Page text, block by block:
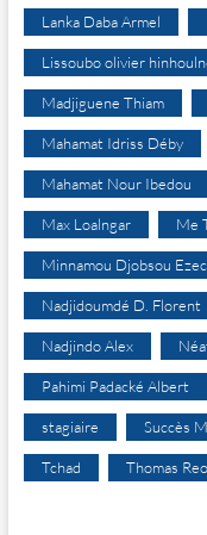
Lanka Daba Armel
Lissoubo olivier
Madjiguene Thiam
Mahamat Idriss Déby
Mahamat Nour Ibedou
Max Loalngar Me
Minnamou Djobsou
Nadjidoumdé D. Florent
Nadjindo Alex
Pahimi Padacké Albert
stagiaire Succès
Tchad Thomas